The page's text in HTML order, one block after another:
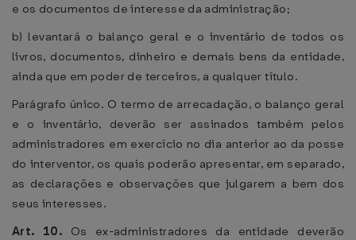
e os documentos de interesse da administração;
b) levantará o balanço geral e o inventário de todos os
livros, documentos, dinheiro e demais bens da entidade,
ainda que em poder de terceiros, a qualquer título.
Parágrafo único. O termo de arrecadação, o balanço geral
e o inventário, deverão ser assinados também pelos
administradores em exercício no dia anterior ao da posse
do interventor, os quais poderão apresentar, em separado,
as declarações e observações que julgarem a bem dos
seus interesses.
Art. 10. Os ex-administradores da entidade deverão